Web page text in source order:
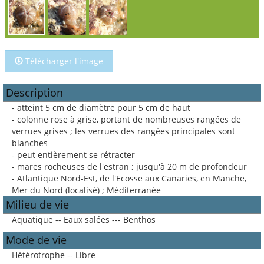
Télécharger l'image
Description
- atteint 5 cm de diamètre pour 5 cm de haut
- colonne rose à grise, portant de nombreuses rangées de
verrues grises ; les verrues des rangées principales sont
blanches
- peut entièrement se rétracter
- mares rocheuses de l'estran ; jusqu'à 20 m de profondeur
- Atlantique Nord-Est, de l'Ecosse aux Canaries, en Manche,
Mer du Nord (localisé) ; Méditerranée
Milieu de vie
Aquatique -- Eaux salées --- Benthos
Mode de vie
Hétérotrophe -- Libre